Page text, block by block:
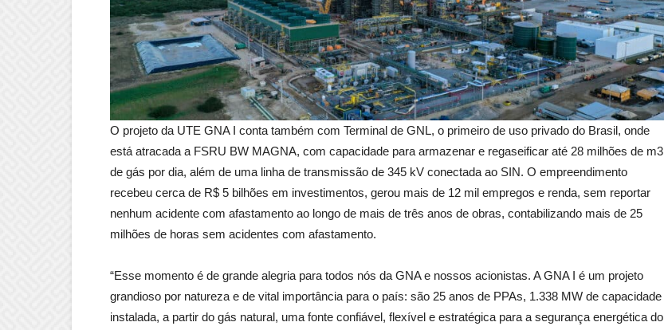
O projeto da UTE GNA I conta também com Terminal de GNL, o primeiro de uso privado do Brasil, onde
está atracada a FSRU BW MAGNA, com capacidade para armazenar e regaseificar até 28 milhões de m3
de gás por dia, além de uma linha de transmissão de 345 kV conectada ao SIN. O empreendimento
recebeu cerca de R$ 5 bilhões em investimentos, gerou mais de 12 mil empregos e renda, sem reportar
nenhum acidente com afastamento ao longo de mais de três anos de obras, contabilizando mais de 25
milhões de horas sem acidentes com afastamento.
“Esse momento é de grande alegria para todos nós da GNA e nossos acionistas. A GNA I é um projeto
grandioso por natureza e de vital importância para o país: são 25 anos de PPAs, 1.338 MW de capacidade
instalada, a partir do gás natural, uma fonte confiável, flexível e estratégica para a segurança energética do